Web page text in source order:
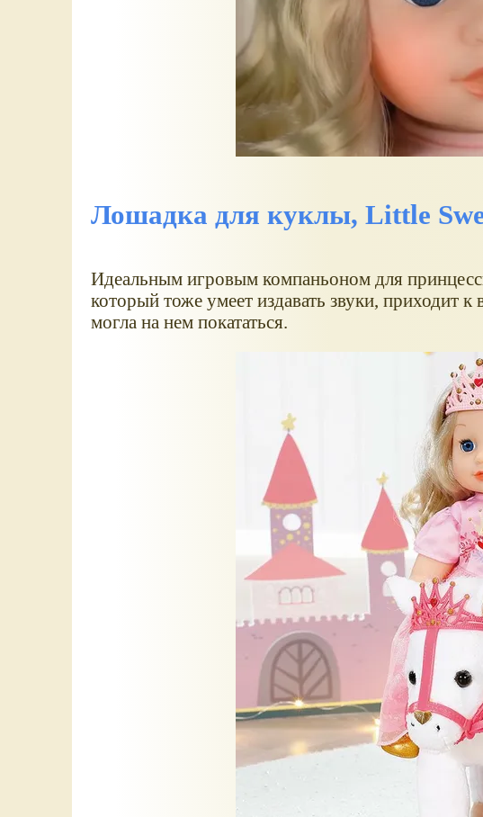
Лошадка для куклы, Little
Идеальным игровым компаньоном для
который тоже умеет издавать звуки, приходит
могла на нем покататься.